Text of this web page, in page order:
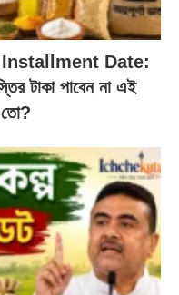
Date:
টাকা পাবেন না এই
তো?